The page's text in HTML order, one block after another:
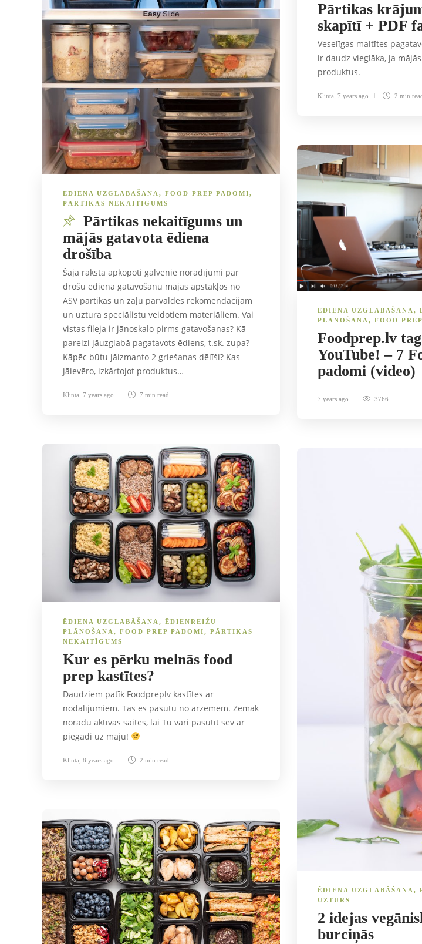
Pārtikas
skapītī + PDF
Veselīgas maltītes
ir daudz vieglāka, ja
produktus.
Klinta 7 years ago 2 min read
ĒDIENA UZGLABĀŠANA , FOOD PREP PADOMI,
PĀRTIKAS NEKAITĪGUMS
Pārtikas nekaitīgums un
mājās gatavota ēdiena
drošība
Šajā rakstā apkopoti galvenie norādījumi par
drošu ēdiena gatavošanu mājas apstākļos no
ASV pārtikas un zāļu pārvaldes rekomendācijām
un uztura speciālistu veidotiem materiāliem. Vai
vistas fileja ir jānoskalo pirms gatavošanas? Kā
pareizi jāuzglabā pagatavots ēdiens, t.sk. zupa?
Kāpēc būtu jāizmanto 2 griešanas dēlīši? Kas
jāievēro, izkārtojot produktus…
Klinta 7 years ago 7 min read
ĒDIENA UZGLABĀŠANA ,
PLĀNOŠANA , FOOD
Foodprep.lv
YouTube! – 7
padomi (video)
7 years ago 3766
ĒDIENA UZGLABĀŠANA , ĒDIENREIŽU
PLĀNOŠANA , FOOD PREP PADOMI, PĀRTIKAS
NEKAITĪGUMS
Kur es pērku melnās food
prep kastītes?
Daudziem patīk Foodpreplv kastītes ar
nodalījumiem. Tās es pasūtu no ārzemēm. Zemāk
norādu aktīvās saites, lai Tu vari pasūtīt sev ar
piegādi uz māju!
Klinta 8 years ago 2 min read
ĒDIENA UZGLABĀŠANA ,
UZTURS
2 idejas
burciņās